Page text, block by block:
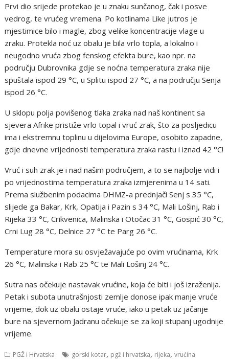
Prvi dio srijede protekao je u znaku sunčanog, čak i posve
vedrog, te vrućeg vremena. Po kotlinama Like jutros je
mjestimice bilo i magle, zbog velike koncentracije vlage u
zraku. Protekla noć uz obalu je bila vrlo topla, a lokalno i
neugodno vruća zbog fenskog efekta bure, kao npr. na
području Dubrovnika gdje se noćna temperatura zraka nije
spuštala ispod 29 °C, u Splitu ispod 27 °C, a na području Senja
ispod 26 °C.
U sklopu polja povišenog tlaka zraka nad naš kontinent sa
sjevera Afrike pristiže vrlo topal i vruć zrak, što za posljedicu
ima i ekstremnu toplinu u dijelovima Europe, osobito zapadne,
gdje dnevne vrijednosti temperatura zraka rastu i iznad 42 °C!
Vruć i suh zrak je i nad našim područjem, a to se najbolje vidi i
po vrijednostima temperatura zraka izmjerenima u 14 sati.
Prema službenim podacima DHMZ-a prednjači Senj s 35 °C,
slijede ga Bakar, Krk, Opatija i Pazin s 34 °C, Mali Lošinj, Rab i
Rijeka 33 °C, Crikvenica, Malinska i Otočac 31 °C, Gospić 30 °C,
Crni Lug 28 °C, Delnice 27 °C te Parg 26 °C.
Temperature mora su osvježavajuće po ovim vrućinama, Krk
26 °C, Malinska i Rab 25 °C te Mali Lošinj 24 °C.
Sutra nas očekuje nastavak vrućine, koja će biti i još izraženija.
Petak i subota unutrašnjosti zemlje donose ipak manje vruće
vrijeme, dok uz obalu ostaje vruće, iako u petak uz jačanje
bure na sjevernom Jadranu očekuje se za koji stupanj ugodnije
vrijeme.
PGŽ i Hrvatska gorski kotar, pgž i hrvatska, rijeka,vrućina